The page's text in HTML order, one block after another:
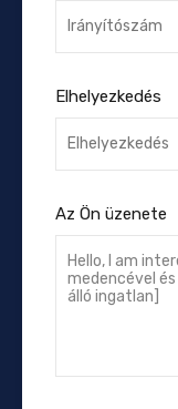
Elhelyezkedés
Az Ön üzenete